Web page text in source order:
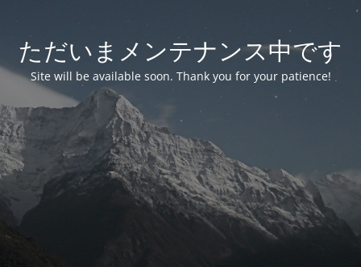
ただいまメンテナンス中です
Site will be available soon. Thank you for your patience!